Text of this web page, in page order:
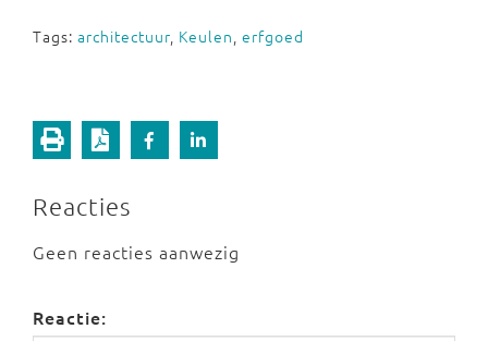
Tags: architectuur, Keulen, erfgoed
Reacties
Geen reacties aanwezig
Reactie: